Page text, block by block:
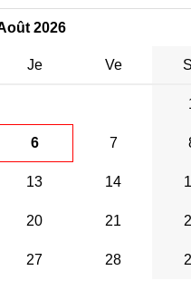
2026
Je Ve
6 7
13 14
20 21
27 28